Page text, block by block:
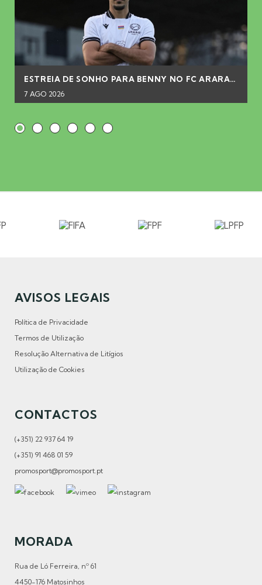
ESTREIA DE SONHO PARA BENNY NO FC ARARAT-ARMENIA
7 AGO 2026
AVISOS LEGAIS
Política de Privacidade
Termos de Utilização
Resolução Alternativa de Litígios
Utilização de Cookies
CONTACTOS
(+351) 22 937 64 19
(+351) 91 468 01 59
promosport@promosport.pt
MORADA
Rua de Ló Ferreira, nº 61
4450-176 Matosinhos